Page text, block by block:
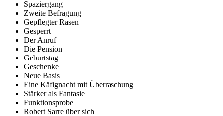
Spaziergang
Zweite Befragung
Gepflegter Rasen
Gesperrt
Der Anruf
Die Pension
Geburtstag
Geschenke
Neue Basis
Eine Käfignacht mit Überraschung
Stärker als Fantasie
Funktionsprobe
Robert Sarre über sich